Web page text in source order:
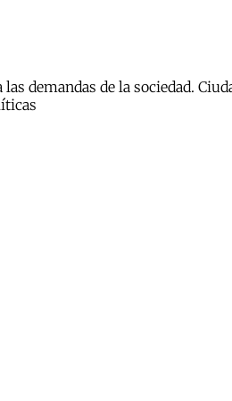
demandas de la sociedad.